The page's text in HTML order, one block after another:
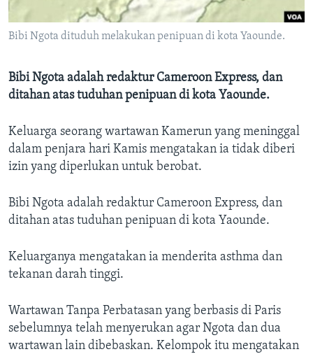
Bibi Ngota dituduh melakukan penipuan di kota Yaounde.
Bibi Ngota adalah redaktur Cameroon Express, dan
ditahan atas tuduhan penipuan di kota Yaounde.
Keluarga seorang wartawan Kamerun yang meninggal
dalam penjara hari Kamis mengatakan ia tidak diberi
izin yang diperlukan untuk berobat.
Bibi Ngota adalah redaktur Cameroon Express, dan
ditahan atas tuduhan penipuan di kota Yaounde.
Keluarganya mengatakan ia menderita asthma dan
tekanan darah tinggi.
Wartawan Tanpa Perbatasan yang berbasis di Paris
sebelumnya telah menyerukan agar Ngota dan dua
wartawan lain dibebaskan. Kelompok itu mengatakan